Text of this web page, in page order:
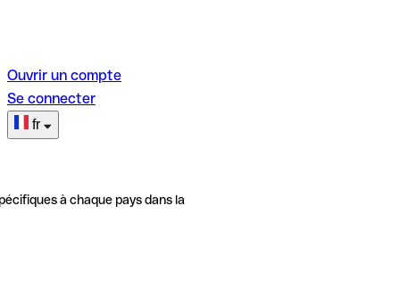
Ouvrir un compte
Se connecter
fr
à chaque pays dans la